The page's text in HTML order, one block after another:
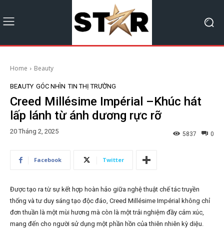
Home Beauty
BEAUTY GÓC NHÌN TIN THỊ TRƯỜNG
Creed Millésime Impérial –Khúc hát
lấp lánh từ ánh dương rực rỡ
20 Tháng 2, 2025 0
5837
Facebook Twitter
Được tạo ra từ sự kết hợp hoàn hảo giữa nghệ thuật chế tác truyền
thống và tư duy sáng tạo độc đáo, Creed Millésime Impérial không chỉ
đơn thuần là một mùi hương mà còn là một trải nghiệm đầy cảm xúc,
mang đến cho người sử dụng một phần hồn của thiên nhiên kỳ diệu.